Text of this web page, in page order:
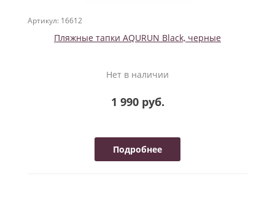
Артикул: 16612
Пляжные тапки AQURUN Black, черные
Нет в наличии
1 990 руб.
Подробнее